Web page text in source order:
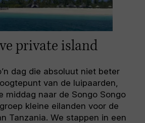
private island
dag die absoluut niet beter
van de luipaarden,
middag naar de Songo Songo
kleine eilanden voor de
Tanzania. We stappen in een